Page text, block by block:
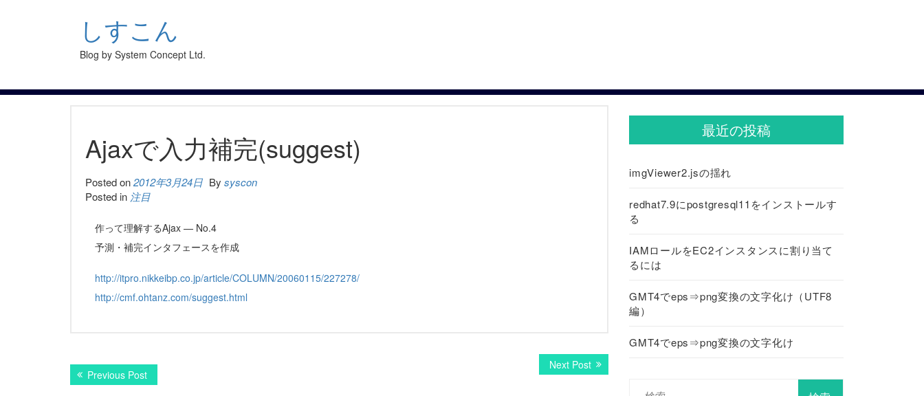
c
しすこん
Blog by System Concept Ltd.
Ajaxで入力補完(suggest)
Posted on2012年3月24日 By syscon
Posted in 注目
作って理解するAjax — No.4
予測・補完インタフェースを作成
http://itpro.nikkeibp.co.jp/article/COLUMN/20060115/227278/
http://cmf.ohtanz.com/suggest.html
投Previous Post
r
Next Post N
e
最近の投稿
imgViewer2.jsの揺れ
redhat7.9にpostgresql11をインストールす
る
IAMロールをEC2インスタンスに割り当て
るには
GMT4でeps⇒png変換の文字化け（UTF8
編）
GMT4でeps⇒png変換の文字化け